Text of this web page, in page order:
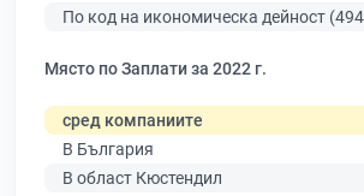
По код на икономическа дейност
Място по Заплати за 2022 г.
сред компаниите
В България
В област Кюстендил